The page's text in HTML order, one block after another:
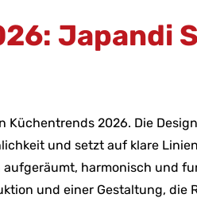
Japandi
Küchentrends 2026. Die
und setzt auf klare
harmonisch und
und einer Gestaltung, die